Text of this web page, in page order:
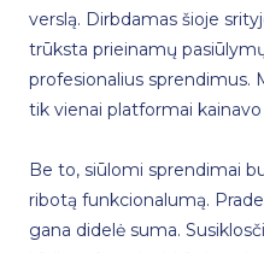
verslą. Dirbdamas šioje
trūksta prieinamų
profesionalius sprendimus.
tik vienai platformai
Be to, siūlomi sprendimai
ribotą funkcionalumą.
gana didelė suma.